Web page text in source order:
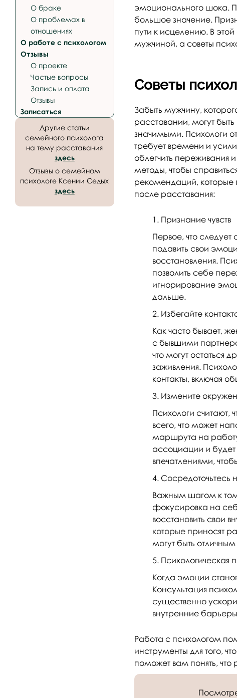
О браке
О проблемах в
отношениях
О работе с психологом
Отзывы
О проекте
Частые вопросы
Запись и оплата
Отзывы
Записаться
Другие статьи
семейного психолога
на тему расставания
здесь
Отзывы о семейном
психологе Ксении Седых
здесь
эмоционального шока.
большое значение.
пути к исцелению. В
мужчиной, а советы
Советы
Забыть мужчину,
расставании, могут
значимыми. Психологи
требует времени и
облегчить переживания
методы, чтобы
рекомендаций, которые
после расставания:
Признание чувств
Первое, что
подавить свои
восстановления.
позволить себе
игнорирование
дальше.
Избегайте
Как часто бывает,
с бывшими
что могут остаться
заживления.
контакты, включая
Измените
Психологи считают,
всего, что может
маршрута на
ассоциации и
впечатлениями,
Сосредоточьтесь
Важным шагом к
фокусировка на
восстановить свои
которые приносят
могут быть
Психологическая
Когда эмоции
Консультация
существенно
внутренние
Работа с психологом
инструменты для того,
поможет вам понять,